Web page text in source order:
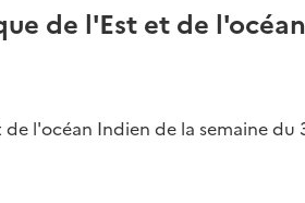
de l'Est et de
l'océan Indien de la semaine du